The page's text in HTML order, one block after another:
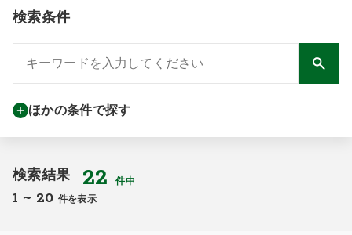
検索条件
ほかの条件で探す
検索結果 22件中
1 ~ 20 件を表示